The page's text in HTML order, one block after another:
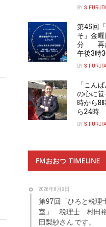
BY S.FURUTA
第45回
そ」金
分 再
午後3時
BY S.FURUTA
「こん
の心に
時から8
ら24時
BY S.FURUTA
FMおおつ TIMELINE
2026年8月6日
第97回「ひろと税
室」 税理士 村田
田梨紗さん です。